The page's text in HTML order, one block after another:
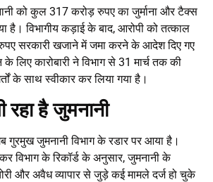
को कुल 317 करोड़ रुपए का जुर्माना और टैक्स
है। विभागीय कड़ाई के बाद, आरोपी को तत्काल
सरकारी खजाने में जमा करने के आदेश दिए गए
लिए कारोबारी ने विभाग से 31 मार्च तक की
के साथ स्वीकार कर लिया गया है।
रहा है जुमनानी
गुरमुख जुमनानी विभाग के रडार पर आया है।
विभाग के रिकॉर्ड के अनुसार, जुमनानी के
और अवैध व्यापार से जुड़े कई मामले दर्ज हो चुके